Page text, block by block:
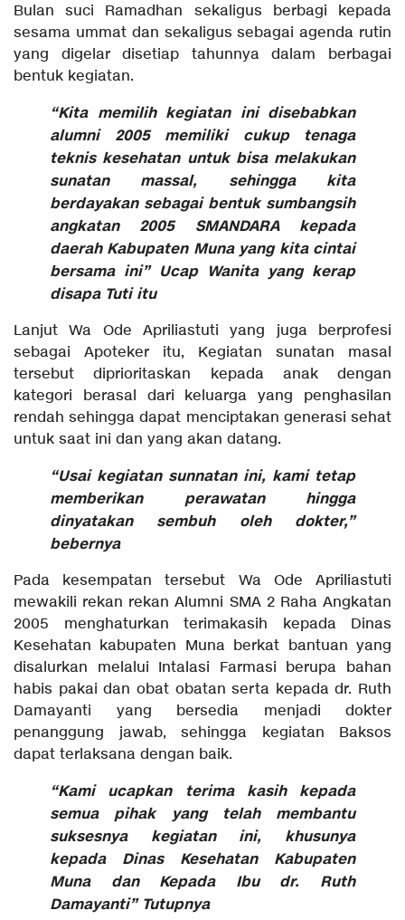
Bulan suci Ramadhan sekaligus berbagi kepada
sesama ummat dan sekaligus sebagai agenda rutin
yang digelar disetiap tahunnya dalam berbagai
bentuk kegiatan.
“Kita memilih kegiatan ini disebabkan
alumni 2005 memiliki cukup tenaga
teknis kesehatan untuk bisa melakukan
sunatan massal, sehingga kita
berdayakan sebagai bentuk sumbangsih
angkatan 2005 SMANDARA kepada
daerah Kabupaten Muna yang kita cintai
bersama ini” Ucap Wanita yang kerap
disapa Tuti itu
Lanjut Wa Ode Apriliastuti yang juga berprofesi
sebagai Apoteker itu, Kegiatan sunatan masal
tersebut diprioritaskan kepada anak dengan
kategori berasal dari keluarga yang penghasilan
rendah sehingga dapat menciptakan generasi sehat
untuk saat ini dan yang akan datang.
“Usai kegiatan sunnatan ini, kami tetap
memberikan perawatan hingga
dinyatakan sembuh oleh dokter,”
bebernya
Pada kesempatan tersebut Wa Ode Apriliastuti
mewakili rekan rekan Alumni SMA 2 Raha Angkatan
2005 menghaturkan terimakasih kepada Dinas
Kesehatan kabupaten Muna berkat bantuan yang
disalurkan melalui Intalasi Farmasi berupa bahan
habis pakai dan obat obatan serta kepada dr. Ruth
Damayanti yang bersedia menjadi dokter
penanggung jawab, sehingga kegiatan Baksos
dapat terlaksana dengan baik.
“Kami ucapkan terima kasih kepada
semua pihak yang telah membantu
suksesnya kegiatan ini, khusunya
kepada Dinas Kesehatan Kabupaten
Muna dan Kepada Ibu dr. Ruth
Damayanti” Tutupnya